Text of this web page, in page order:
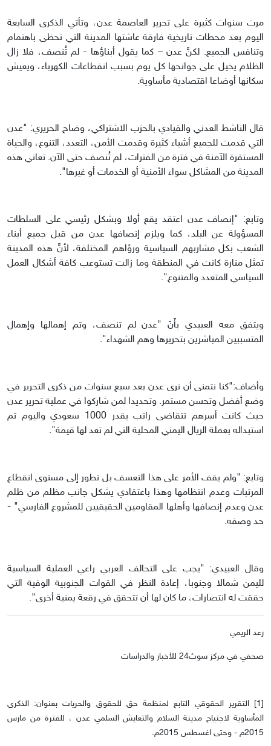
مرت سنوات كثيرة على تحرير العاصمة عدن، وتأتي الذكرى السابعة
اليوم بعد محطات تاريخية فارقة عاشتها المدينة التي تحظى باهتمام
وتنافس الجميع. لكنَّ عدن – كما يقول أبناؤها - لم تُنصف، فلا زال
الظلام يخيل على جوانحها كل يوم بسبب انقطاعات الكهرباء، ويعيش
سكانها أوضاعا اقتصادية مأساوية.
قال الناشط العدني والقيادي بالحزب الاشتراكي، وضاح الحريري: "عدن
التي قدمت للجميع أشياء كثيرة وقدمت الأمن، التعدد، التنوع، والحياة
المستقرة الآمنة في فترة من الفترات، لم تُنصف حتى الآن. تعاني هذه
المدينة من المشاكل سواء الأمنية أو الخدمات أو غيرها".
وتابع: "إنصاف عدن اعتقد يقع أولا وبشكل رئيسي على السلطات
المسؤولة عن البلد، كما ويلزم إنصافها عدن من قبل جميع أبناء
الشعب بكل مشاربهم السياسية ورؤاهم المختلفة، لأنَّ هذه المدينة
تمثل منارة كانت في المنطقة وما زالت تستوعب كافة أشكال العمل
السياسي المتعدد والمتنوع".
ويتفق معه العبيدي بأّنّ "عدن لم تنصف، وتم إهمالها وإهمال
المتسببين المباشرين بتحريرها وهم الشهداء".
وأضاف:"كنا نتمنى أن نرى عدن بعد سبع سنوات من ذكرى التحرير في
وضع أفضل وتحسن مستمر. وتحديدا لمن شاركوا في عملية تحرير عدن
حيث كانت أسرهم تتقاضى راتب يقدر 1000 سعودي واليوم تم
استبداله بعملة الريال اليمني المحلية التي لم تعد لها قيمة".
وتابع: "ولم يقف الأمر على هذا التعسف بل تطور إلى مستوى انقطاع
المرتبات وعدم انتظامها وهذا باعتقادي يشكل جانب مظلم من ظلم
عدن وعدم إنصافها وأهلها المقاومين الحقيقيين للمشروع الفارسي" -
حد وصفه.
وقال العبيدي: "يجب على التحالف العربي راعي العملية السياسية
لليمن شمالا وجنوبا، إعادة النظر في القوات الجنوبية الوفية التي
حققت له انتصارات، ما كان لها أن تتحقق في رقعة يمنية أخرى".
رعد الريمي
صحفي في مركز سوث24 للأخبار والدراسات
[1] التقرير الحقوقي التابع لمنظمة حق للحقوق والحريات بعنوان: الذكرى
المأساوية لاجتياح مدينة السلام والتعايش السلمي عدن ، للفترة من مارس
2015م - وحتى اغسطس 2015م.